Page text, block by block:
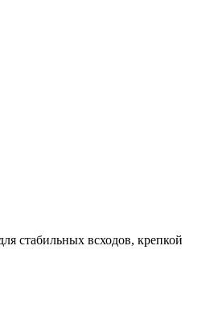
стабильных всходов, крепкой